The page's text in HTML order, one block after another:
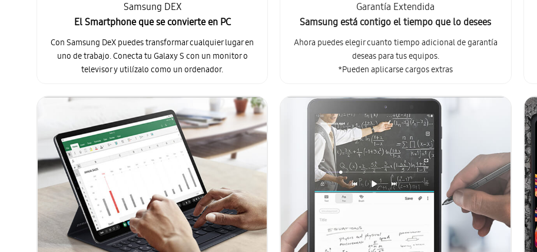
Samsung DEX
El Smartphone que se convierte en PC
Con Samsung DeX puedes transformar cualquier lugar en
uno de trabajo. Conecta tu Galaxy S con un monitor o
televisor y utilízalo como un ordenador.
Garantía Extendida
Samsung está contigo el tiempo que lo desees
Ahora puedes elegir cuanto tiempo adicional de garantía
deseas para tus equipos.
*Pueden aplicarse cargos extras